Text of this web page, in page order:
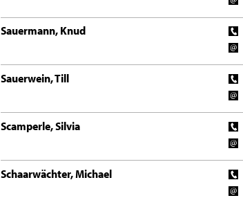
Sauermann, Knud
Sauerwein, Till
Scamperle, Silvia
Schaarwächter, Michael